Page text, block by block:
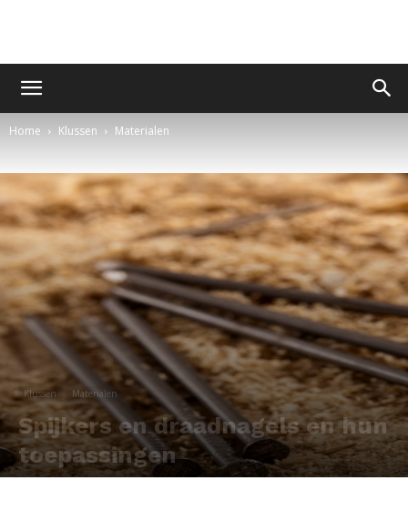
Home Klussen Materialen
Klussen Materialen
Spijkers en draadnagels en hun
toepassingen